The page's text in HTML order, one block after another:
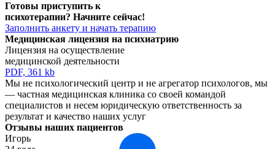
Готовы приступить к
психотерапии? Начните сейчас!
Заполнить анкету и начать терапию
Медицинская лицензия на психиатрию
Лицензия на осуществление
медицинской деятельности
PDF, 361 kb
Мы не психологический центр и не агрегатор психологов, мы
— частная медицинская клиника со своей командой
специалистов и несем юридическую ответственноcть за
результат и качество наших услуг
Отзывы наших пациентов
Игорь